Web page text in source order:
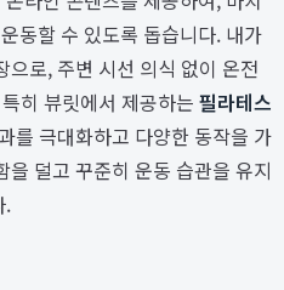
동할 수 있도록 돕습니다. 내가
로, 주변 시선 의식 없이 온전
히 뷰릿에서 제공하는 필라테스
를 극대화하고 다양한 동작을 가
을 덜고 꾸준히 운동 습관을 유지
.